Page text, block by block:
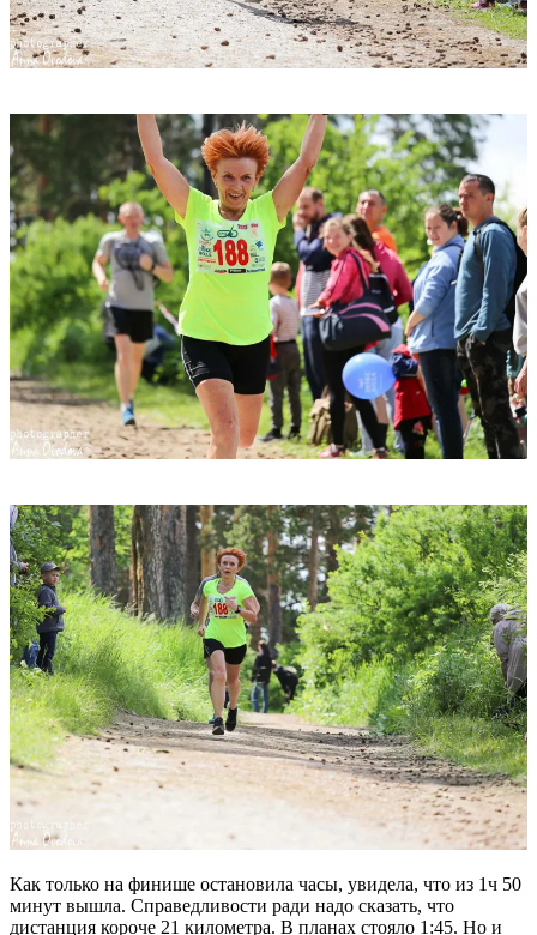
Как только на финише остановила часы, увидела, что из 1ч 50
минут вышла. Справедливости ради надо сказать, что
дистанция короче 21 километра. В планах стояло 1:45. Но и